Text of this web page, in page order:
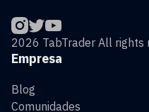
2026 TabTrader All rights
Empresa
Blog
Comunidades